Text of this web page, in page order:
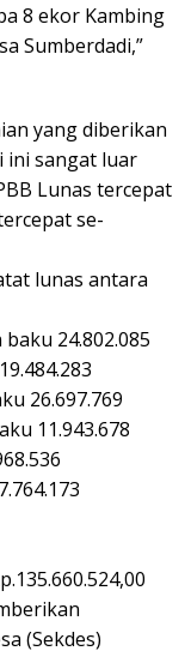
8 ekor Kambing
Sumberdadi,”
yang diberikan
ini sangat luar
Lunas tercepat
se-
lunas antara
24.802.085
26.697.769
11.943.678
(Sekdes)